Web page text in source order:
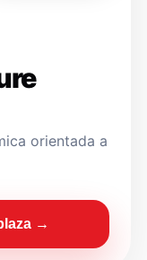
orientada a
→